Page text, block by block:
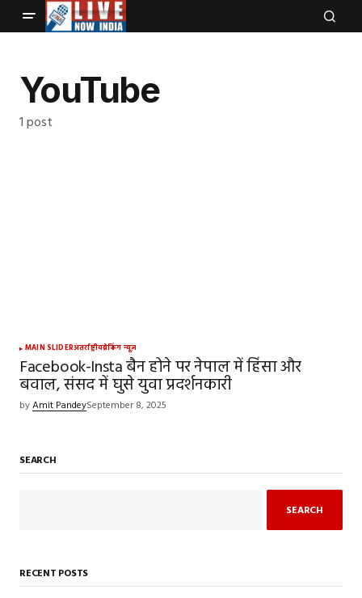
YouTube
1 post
MAIN SLIDERअंतर्राष्ट्रीयब्रेकिंग न्यूज़
Facebook-Insta बैन होने पर नेपाल में हिंसा और
बवाल, संसद में घुसे युवा प्रदर्शनकारी
byAmit PandeySeptember 8, 2025
SEARCH
SEARCH
RECENT POSTS